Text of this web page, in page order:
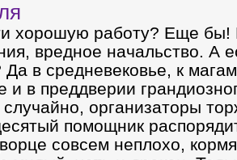
хорошую работу? Еще бы!
вредное начальство. А
Да в средневековье, к
в преддверии
организаторы
помощник
совсем неплохо,